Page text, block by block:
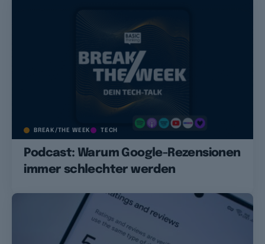
BREAK/THE WEEK TECH
Podcast: Warum Google-Rezensionen
immer schlechter werden